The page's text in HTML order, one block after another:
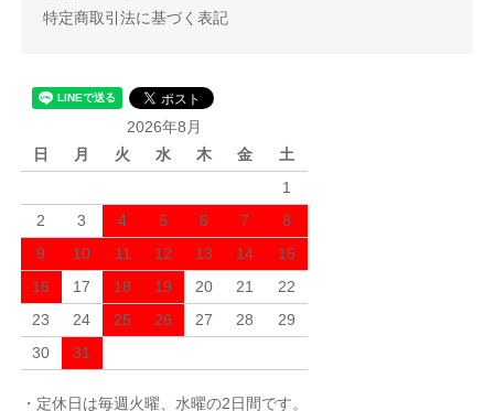
特定商取引法に基づく表記
2026年8月
日
月 火 水 木 金
土
1
2
3 4 5 6 7
8
9
10 11 12 13 14
15
16
17 18 19 20 21
22
23
24 25 26 27 28
29
30
31
・定休日は毎週火曜、水曜の2日間です。